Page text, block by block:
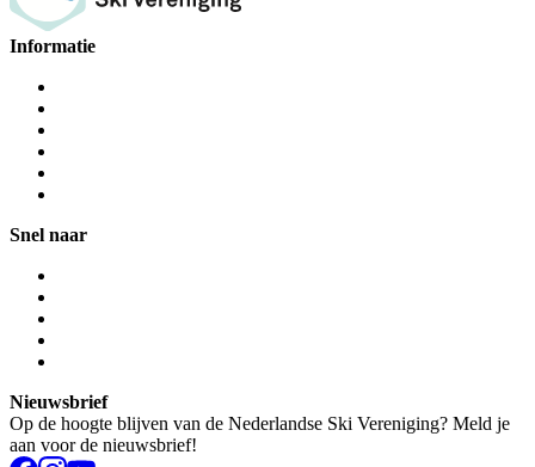
Informatie
Snel naar
Nieuwsbrief
Op de hoogte blijven van de Nederlandse Ski Vereniging? Meld je
aan voor de nieuwsbrief!